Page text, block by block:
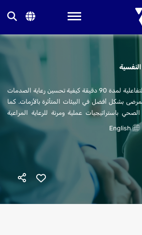
Toggle navigation
تستعرض هذه المحاضرة التفاعلية لمدة 90 دقيقة كيفية تحسين رعاية الصدمات
بشكل أفضل في البيئات المتأثرة بالأزمات. كما
باستراتيجيات عملية ومرنة للرعاية المراعية
English